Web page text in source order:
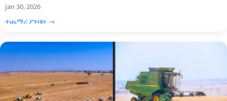
Jan 30, 2026
ተጨማሪ ያንብቡ →